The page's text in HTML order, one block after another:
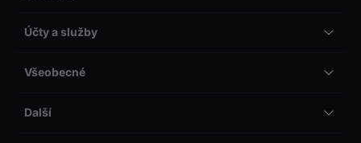
Účty a služby
Všeobecné
Další